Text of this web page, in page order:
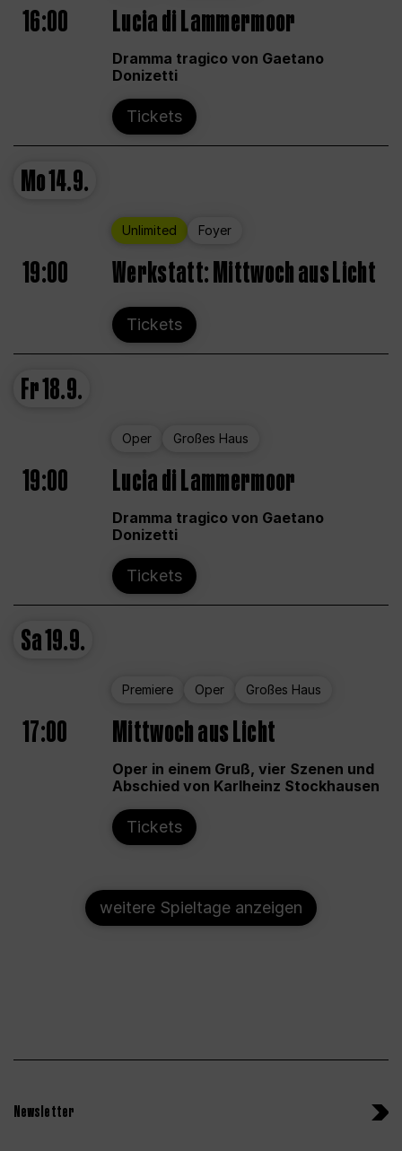
16:00 Lucia di Lammermoor
Dramma tragico von Gaetano
Donizetti
Tickets
Mo14.9.
Unlimited Foyer
19:00 Werkstatt: Mittwoch aus Licht
Tickets
Fr18.9.
Oper Großes Haus
19:00 Lucia di Lammermoor
Dramma tragico von Gaetano
Donizetti
Tickets
Sa19.9.
Premiere Oper Großes Haus
17:00 Mittwoch aus Licht
Oper in einem Gruß, vier Szenen und
Abschied von Karlheinz Stockhausen
Tickets
weitere Spieltage anzeigen
Newsletter